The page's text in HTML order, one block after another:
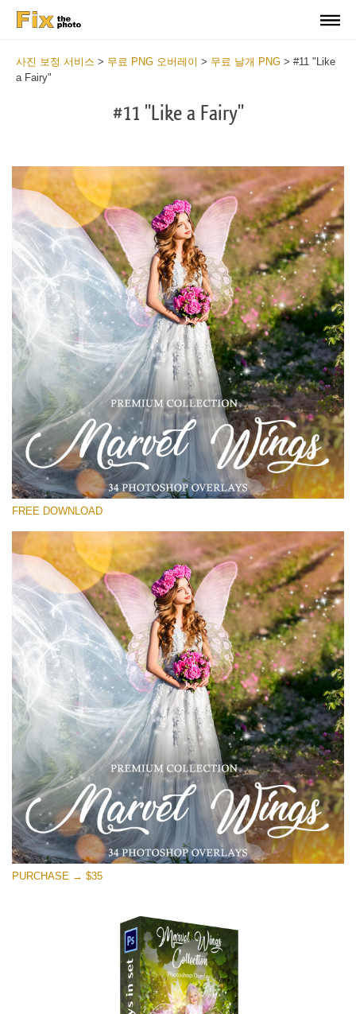
사진 보정 서비스 > 무료 PNG 오버레이 > 무료 날개 PNG > #11 "Like
a Fairy"
#11 "Like a Fairy"
선택 해주세요
Free PNG Overlay #11
Small 800*533px
Marvel Wings
(34 Overlays)
Light Sparkling
(740 Overlays)
Large 6000*4000px
Entire Collection
(1783 Overlays)
Large 6000*4000px
무료 다운로드
FREE DOWNLOAD
PURCHASE → $35